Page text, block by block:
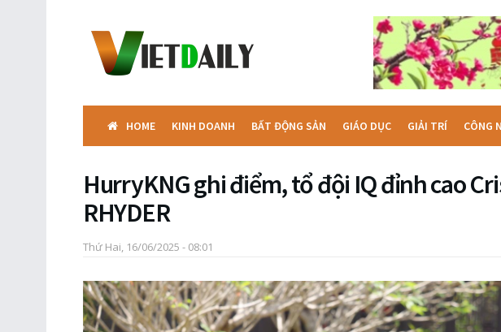
HOME KINH DOANH BẤT ĐỘNG SẢN GIÁO DỤC GIẢI TRÍ CÔNG
HurryKNG ghi điểm, tổ đội IQ đỉnh cao
RHYDER
Thứ Hai, 16/06/2025 - 08:01